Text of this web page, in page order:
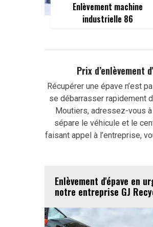
Enlèvement machine
industrielle 86
Prix d’enlèvement
Récupérer une épave n’est
se débarrasser rapidement
Moutiers, adressez-vous
sépare le véhicule et le
faisant appel à l’entreprise,
Enlèvement d'épave en
notre entreprise GJ